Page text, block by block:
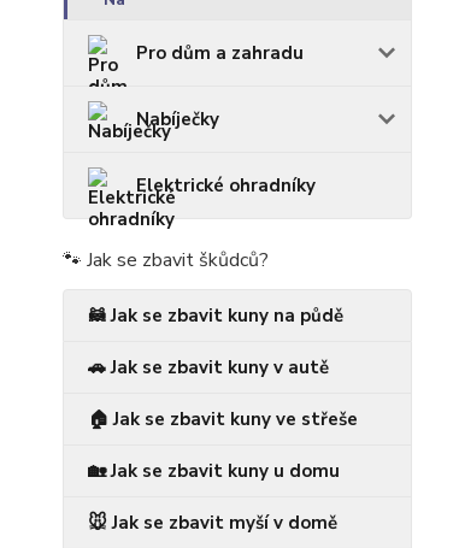
Pro dům a zahradu
Nabíječky
Elektrické ohradníky
🐾 Jak se zbavit škůdců?
🦝 Jak se zbavit kuny na půdě
🚗 Jak se zbavit kuny v autě
🏠 Jak se zbavit kuny ve střeše
🏡 Jak se zbavit kuny u domu
🐭 Jak se zbavit myší v domě